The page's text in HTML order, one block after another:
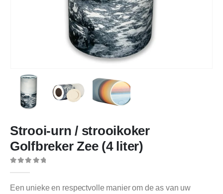
Strooi-urn / strooikoker
Golfbreker Zee (4 liter)
Een unieke en respectvolle manier om de as van uw